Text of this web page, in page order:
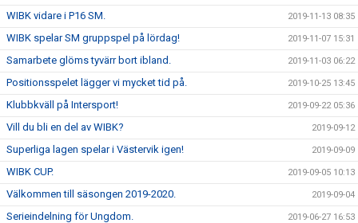
WIBK vidare i P16 SM. 2019-11-13 08:35
WIBK spelar SM gruppspel på lördag! 2019-11-07 15:31
Samarbete glöms tyvärr bort ibland. 2019-11-03 06:22
Positionsspelet lägger vi mycket tid på. 2019-10-25 13:45
Klubbkväll på Intersport! 2019-09-22 05:36
Vill du bli en del av WIBK? 2019-09-12
Superliga lagen spelar i Västervik igen! 2019-09-09
WIBK CUP. 2019-09-05 10:13
Välkommen till säsongen 2019-2020. 2019-09-04
Serieindelning för Ungdom. 2019-06-27 16:53